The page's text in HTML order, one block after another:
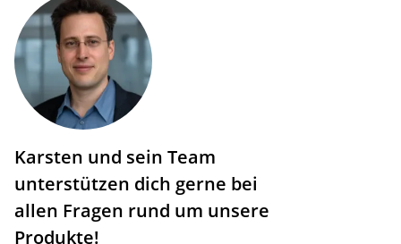
Karsten und sein Team
unterstützen dich gerne bei
allen Fragen rund um unsere
Produkte!